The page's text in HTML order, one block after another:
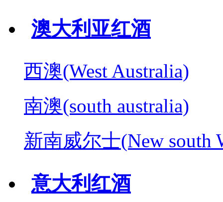
澳大利亚红酒
西澳(West Australia)
南澳(south australia)
新南威尔士(New south
意大利红酒